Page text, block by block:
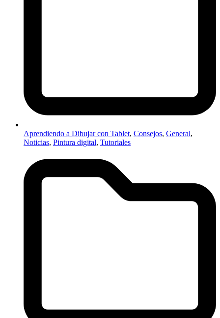
Aprendiendo a Dibujar con Tablet, Consejos, General,
Noticias, Pintura digital, Tutoriales